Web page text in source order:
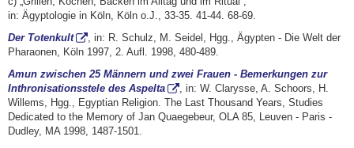
in: Ägyptologie in Köln, Köln o.J., 33-35. 41-44. 68-69.
Der Totenkult
, in: R. Schulz, M. Seidel, Hgg., Ägypten - Die Welt der
Pharaonen, Köln 1997, 2. Aufl. 1998, 480-489.
Amun zwischen 25 Männern und zwei Frauen - Bemerkungen zur
Inthronisationsstele des Aspelta
, in: W. Clarysse, A. Schoors, H.
Willems, Hgg., Egyptian Religion. The Last Thousand Years, Studies
Dedicated to the Memory of Jan Quaegebeur, OLA 85, Leuven - Paris -
Dudley, MA 1998, 1487-1501.